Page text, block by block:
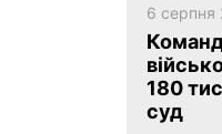
6 серпня
180
суд